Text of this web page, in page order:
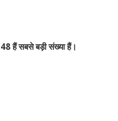
हैं सबसे बड़ी संख्या हैं।